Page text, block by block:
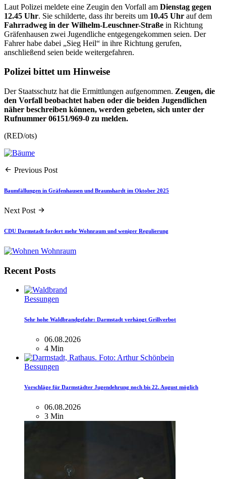
Laut Polizei meldete eine Zeugin den Vorfall am Dienstag gegen
12.45 Uhr. Sie schilderte, dass ihr bereits um 10.45 Uhr auf dem
Fahrradweg in der Wilhelm-Leuschner-Straße in Richtung
Gräfenhausen zwei Jugendliche entgegengekommen seien. Der
Fahrer habe dabei „Sieg Heil“ in ihre Richtung gerufen,
anschließend seien beide weitergefahren.
Polizei bittet um Hinweise
Der Staatsschutz hat die Ermittlungen aufgenommen. Zeugen, die
den Vorfall beobachtet haben oder die beiden Jugendlichen
näher beschreiben können, werden gebeten, sich unter der
Rufnummer 06151/969-0 zu melden.
(RED/ots)
Previous Post
Baumfällungen in Gräfenhausen und Braunshardt im Oktober 2025
Next Post
CDU Darmstadt fordert mehr Wohnraum und weniger Regulierung
Recent Posts
Bessungen
Sehr hohe Waldbrandgefahr: Darmstadt verhängt Grillverbot
06.08.2026
4 Min
Bessungen
Vorschläge für Darmstädter Jugendehrung noch bis 22. August möglich
06.08.2026
3 Min